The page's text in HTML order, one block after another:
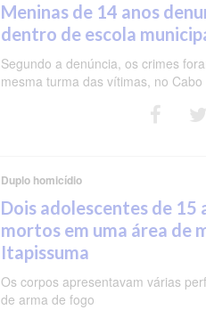
Meninas de 14 anos
dentro de escola
Segundo a denúncia, os crimes
mesma turma das vítimas, no
Duplo homicídio
Dois adolescentes de 15
mortos em uma área de
Itapissuma
Os corpos apresentavam várias
de arma de fogo